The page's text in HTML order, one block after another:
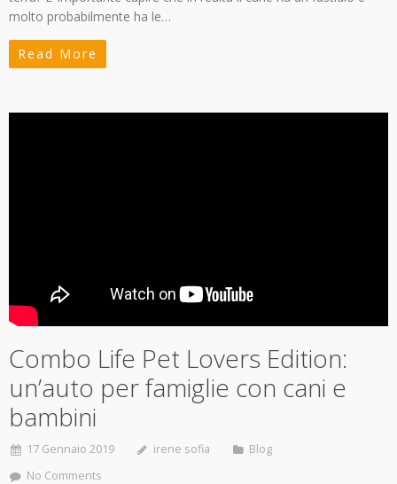
molto probabilmente ha le…
Read More
Combo Life Pet Lovers Edition:
un’auto per famiglie con cani e
bambini
17 Gennaio 2019 irene sofia
Blog
No Comments